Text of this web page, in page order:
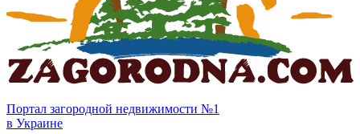
Портал загородной недвижимости №1
в Украине